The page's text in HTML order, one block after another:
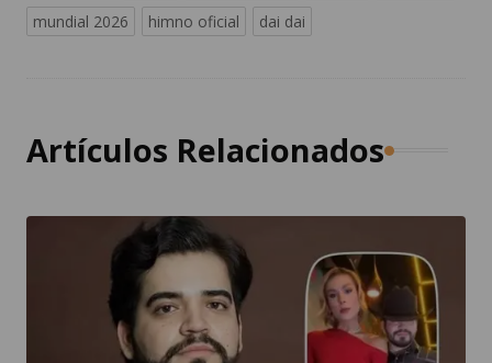
mundial 2026
himno oficial dai dai
Artículos Relacionados